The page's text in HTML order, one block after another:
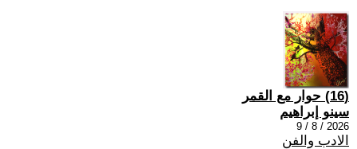
(16) حوار مع القمر
سينو إبراهيم
2026 / 8 / 9
الادب والفن